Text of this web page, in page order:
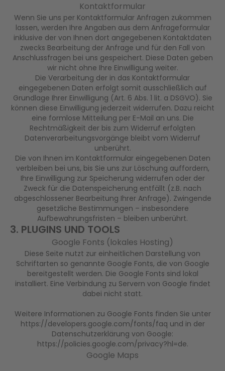
Kontaktformular
Wenn Sie uns per Kontaktformular Anfragen zukommen
lassen, werden Ihre Angaben aus dem Anfrageformular
inklusive der von Ihnen dort angegebenen Kontaktdaten
zwecks Bearbeitung der Anfrage und für den Fall von
Anschlussfragen bei uns gespeichert. Diese Daten geben
wir nicht ohne Ihre Einwilligung weiter.
Die Verarbeitung der in das Kontaktformular
eingegebenen Daten erfolgt somit ausschließlich auf
Grundlage Ihrer Einwilligung (Art. 6 Abs. 1 lit. a DSGVO). Sie
können diese Einwilligung jederzeit widerrufen. Dazu reicht
eine formlose Mitteilung per E-Mail an uns. Die
Rechtmäßigkeit der bis zum Widerruf erfolgten
Datenverarbeitungsvorgänge bleibt vom Widerruf
unberührt.
Die von Ihnen im Kontaktformular eingegebenen Daten
verbleiben bei uns, bis Sie uns zur Löschung auffordern,
Ihre Einwilligung zur Speicherung widerrufen oder der
Zweck für die Datenspeicherung entfällt (z.B. nach
abgeschlossener Bearbeitung Ihrer Anfrage). Zwingende
gesetzliche Bestimmungen – insbesondere
Aufbewahrungsfristen – bleiben unberührt.
3. PLUGINS UND TOOLS
Google Fonts (lokales Hosting)
Diese Seite nutzt zur einheitlichen Darstellung von
Schriftarten so genannte Google Fonts, die von Google
bereitgestellt werden. Die Google Fonts sind lokal
installiert. Eine Verbindung zu Servern von Google findet
dabei nicht statt.
Weitere Informationen zu Google Fonts finden Sie unter
https://developers.google.com/fonts/faq und in der
Datenschutzerklärung von Google:
https://policies.google.com/privacy?hl=de.
Google Maps